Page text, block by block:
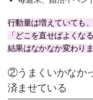
行動量は増えていても、
「どこを直せばよくな
結果はなかなか変わりま
②うまくいかなか
済ませている